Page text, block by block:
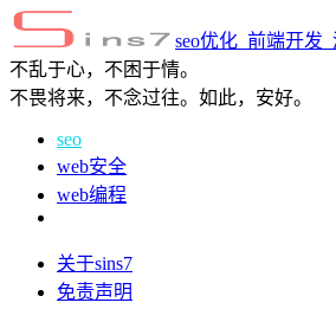
seo优化_前端开发
不乱于心，不困于情。
不畏将来，不念过往。如此，安好。
seo
web安全
web编程
关于sins7
免责声明